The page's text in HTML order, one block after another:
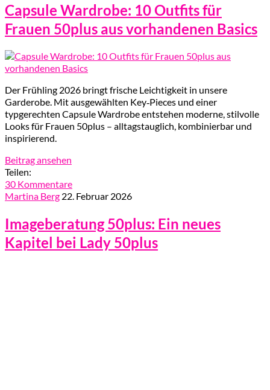
Capsule Wardrobe: 10 Outfits für
Frauen 50plus aus vorhandenen Basics
Der Frühling 2026 bringt frische Leichtigkeit in unsere
Garderobe. Mit ausgewählten Key‑Pieces und einer
typgerechten Capsule Wardrobe entstehen moderne, stilvolle
Looks für Frauen 50plus – alltagstauglich, kombinierbar und
inspirierend.
Beitrag ansehen
Teilen:
30 Kommentare
Martina Berg 22. Februar 2026
Imageberatung 50plus: Ein neues
Kapitel bei Lady 50plus